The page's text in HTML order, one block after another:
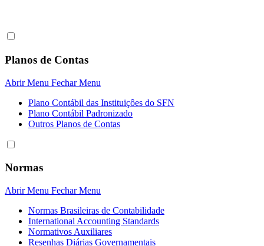
Planos de Contas
Abrir Menu Fechar Menu
Plano Contábil das Instituiçôes do SFN
Plano Contábil Padronizado
Outros Planos de Contas
Normas
Abrir Menu Fechar Menu
Normas Brasileiras de Contabilidade
International Accounting Standards
Normativos Auxiliares
Resenhas Diárias Governamentais